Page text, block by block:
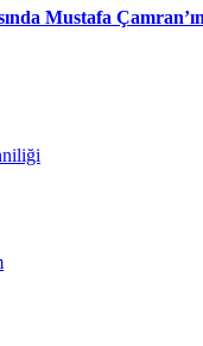
Mustafa